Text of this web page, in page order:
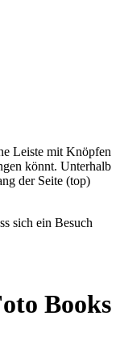
Leiste mit Knöpfen
könnt. Unterhalb
der Seite (top)
sich ein Besuch
Books